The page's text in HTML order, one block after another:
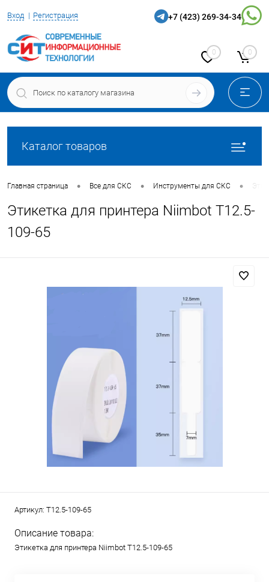
Вход Регистрация +7 (423) 269-34-34
0 0
Каталог товаров
Главная страница • Все для СКС • Инструменты для СКС •
Этикетка для принтера Niimbot T12.5-
109-65
Артикул: T12.5-109-65
Описание товара:
Этикетка для принтера Niimbot T12.5-109-65